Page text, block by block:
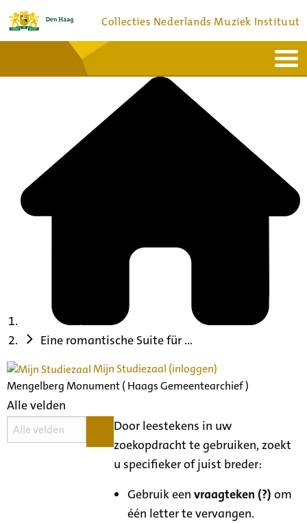
Collecties Nederlands Muziek Instituut
Bronnen en collecties
Eine romantische Suite für ...
Mijn Studiezaal (inloggen)
Mengelberg Monument ( Haags Gemeentearchief )
Alle velden
Door leestekens in uw
zoekopdracht te gebruiken, zoekt
u specifieker of juist breder:
Gebruik eenvraagteken (?) om
één letter te vervangen.